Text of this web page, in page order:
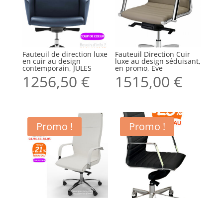
Fauteuil de direction luxe
en cuir au design
contemporain, JULES
1256,50 €
Fauteuil Direction Cuir
luxe au design séduisant,
en promo, Eve
1515,00€
Promo ! Promo !